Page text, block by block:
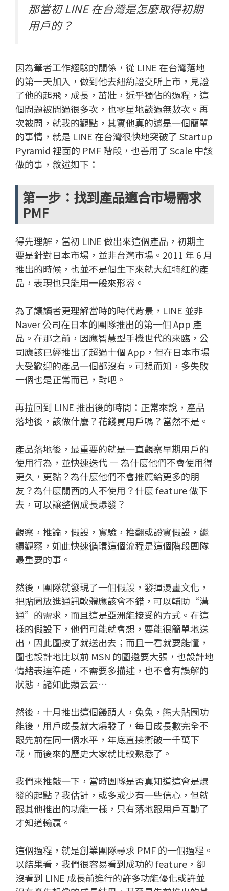
那當初 LINE 在台灣是怎麼取得初期
用戶的？
因為筆者工作經驗的關係，從 LINE 在台灣落地
的第一天加入，做到他去紐約證交所上市，見證
了他的起飛，成長，茁壯，近乎獨佔的過程，這
個問題被問過很多次，也零星地談過無數次。再
次被問，就我的觀點，其實他真的還是一個簡單
的事情，就是 LINE 在台灣很快地突破了 Startup
Pyramid 裡面的 PMF 階段，也善用了 Scale 中該
做的事，敘述如下：
第一步：找到產品適合市場需求
PMF
得先理解，當初 LINE 做出來這個產品，初期主
要是針對日本市場，並非台灣市場。2011 年 6 月
推出的時候，也並不是個生下來就大紅特紅的產
品，表現也只能用一般來形容。
為了讓讀者更理解當時的時代背景，LINE 並非
Naver 公司在日本的團隊推出的第一個 App 產
品。在那之前，因應智慧型手機世代的來臨，公
司應該已經推出了超過十個 App，但在日本市場
大受歡迎的產品一個都沒有。可想而知，多失敗
一個也是正常而已，對吧。
再拉回到 LINE 推出後的時間：正常來說，產品
落地後，該做什麼？花錢買用戶嗎？當然不是。
產品落地後，最重要的就是一直觀察早期用戶的
使用行為，並快速迭代 — 為什麼他們不會使用得
更久，更黏？為什麼他們不會推薦給更多的朋
友？為什麼關西的人不使用？什麼 feature 做下
去，可以讓整個成長爆發？
觀察，推論，假設，實驗，推翻或證實假設，繼
續觀察，如此快速循環這個流程是這個階段團隊
最重要的事。
然後，團隊就發現了一個假設，發揮漫畫文化，
把貼圖放進通訊軟體應該會不錯，可以輔助“溝
通”的需求，而且這是亞洲能接受的方式。在這
樣的假設下，他們可能就會想，要能很簡單地送
出，因此圖按了就送出去；而且一看就要能懂，
圖也設計地比以前 MSN 的圖還要大張，也設計地
情緒表達準確，不需要多描述，也不會有誤解的
狀態，諸如此類云云…
然後，十月推出這個饅頭人，兔兔，熊大貼圖功
能後，用戶成長就大爆發了，每日成長數完全不
跟先前在同一個水平，年底直接衝破一千萬下
載，而後來的歷史大家就比較熟悉了。
我們來推敲一下，當時團隊是否真知道這會是爆
發的起點？我估計，或多或少有一些信心，但就
跟其他推出的功能一樣，只有落地跟用戶互動了
才知道輸贏。
這個過程，就是創業團隊尋求 PMF 的一個過程。
以結果看，我們很容易看到成功的 feature，卻
沒看到 LINE 成長前進行的許多功能優化或許並